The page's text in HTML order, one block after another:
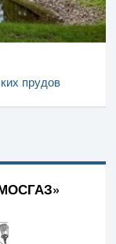
прудов